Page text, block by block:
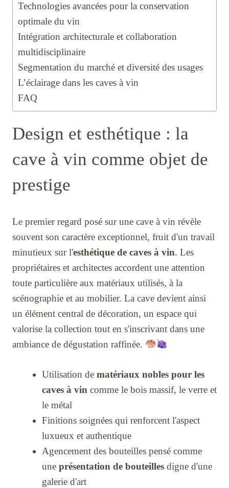
Technologies avancées pour la conservation
optimale du vin
Intégration architecturale et collaboration
multidisciplinaire
Segmentation du marché et diversité des usages
L’éclairage dans les caves à vin
FAQ
Design et esthétique : la
cave à vin comme objet de
prestige
Le premier regard posé sur une cave à vin révèle
souvent son caractère exceptionnel, fruit d'un travail
minutieux sur l'esthétique de caves à vin. Les
propriétaires et architectes accordent une attention
toute particulière aux matériaux utilisés, à la
scénographie et au mobilier. La cave devient ainsi
un élément central de décoration, un espace qui
valorise la collection tout en s'inscrivant dans une
ambiance de dégustation raffinée.
Utilisation de matériaux nobles pour les
caves à vin comme le bois massif, le verre et
le métal
Finitions soignées qui renforcent l'aspect
luxueux et authentique
Agencement des bouteilles pensé comme
une présentation de bouteillesdigne d'une
galerie d'art